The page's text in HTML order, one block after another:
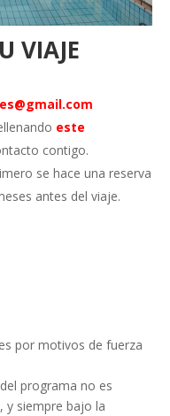
VIAJE
gmail.com
este
contigo.
se hace una reserva
antes del viaje.
por motivos de fuerza
programa no es
y siempre bajo la